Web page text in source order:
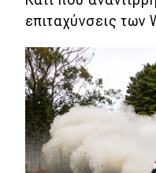
Χρηστικά
Συμβουλές
ΚΤΕΟ
Οδική βοήθεια
επιταχύνσεις των